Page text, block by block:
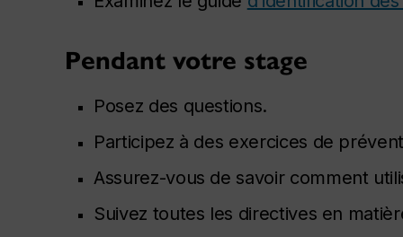
Pendant votre stage
Posez des questions.
Participez à des exercices de
Assurez-vous de savoir comment
Suivez toutes les directives en